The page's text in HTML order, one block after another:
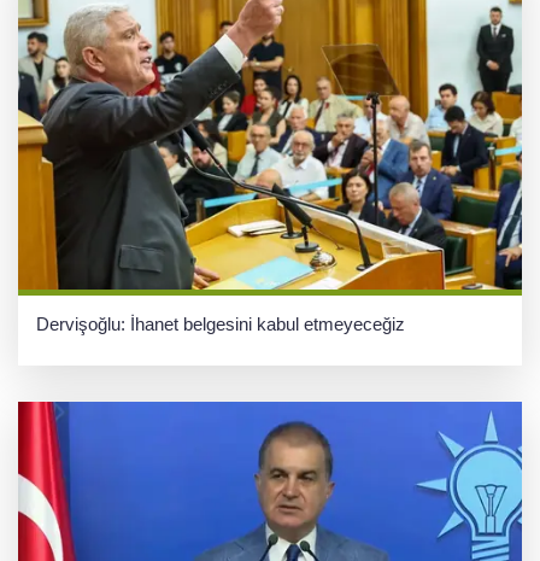
Dervişoğlu: İhanet belgesini kabul etmeyeceğiz